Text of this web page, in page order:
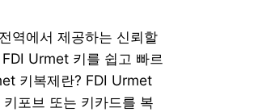
역에서 제공하는 신뢰할
Urmet 키를 쉽고 빠르
키복제란? FDI Urmet
포브 또는 키카드를 복